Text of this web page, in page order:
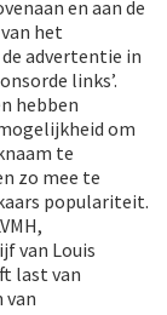
en aan de
het
advertentie in
links’.
hebben
om
te
zo mee te
populariteit.
van Louis
last van
van